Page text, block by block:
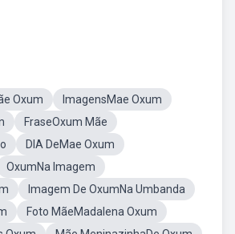
Oxum
ImagensMae Oxum
FraseOxum Mãe
DIA DeMae Oxum
OxumNa Imagem
Imagem De OxumNa Umbanda
Foto MãeMadalena Oxum